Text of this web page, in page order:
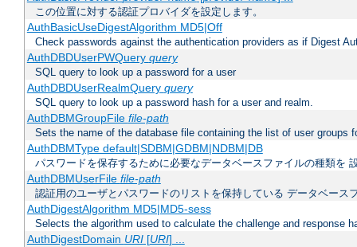
この位置に対する認証プロバイダを設定します。
AuthBasicUseDigestAlgorithm MD5|Off
Check passwords against the authentication providers as if Digest
AuthDBDUserPWQuery query
SQL query to look up a password for a user
AuthDBDUserRealmQuery query
SQL query to look up a password hash for a user and realm.
AuthDBMGroupFile file-path
Sets the name of the database file containing the list of user groups
AuthDBMType default|SDBM|GDBM|NDBM|DB
パスワードを保存するために必要なデータベースファイルの種類を
AuthDBMUserFile file-path
認証用のユーザとパスワードのリストを保持している データベース
AuthDigestAlgorithm MD5|MD5-sess
Selects the algorithm used to calculate the challenge and response
AuthDigestDomain URI[URI] ...